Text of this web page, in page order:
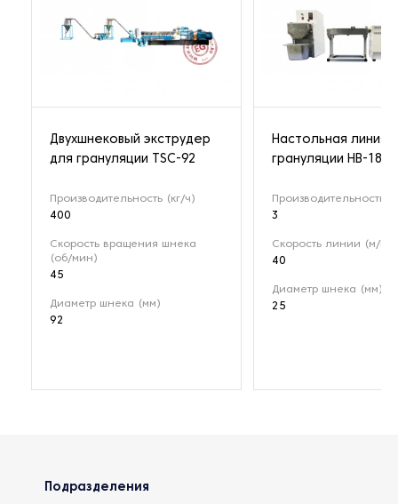
Двухшнековый экструдер
для грануляции TSC-92
Производительность (кг/ч)
400
Скорость вращения шнека
(об/мин)
45
Диаметр шнека (мм)
92
Настольная линия
грануляции HB-
Производительность
3
Скорость линии (м/
40
Диаметр шнека (мм)
25
Подразделения